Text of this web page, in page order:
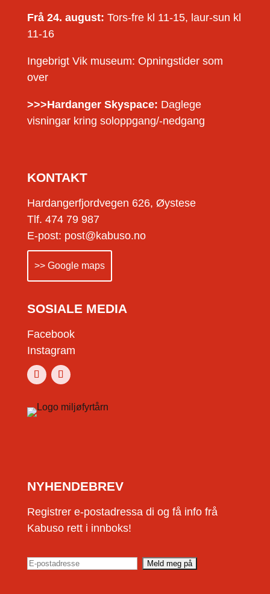
Frå 24. august: Tors-fre kl 11-15, laur-sun kl
11-16
Ingebrigt Vik museum: Opningstider som
over
>>>Hardanger Skyspace: Daglege
visningar kring soloppgang/-nedgang
KONTAKT
Hardangerfjordvegen 626, Øystese
Tlf. 474 79 987
E-post: post@kabuso.no
>> Google maps
SOSIALE MEDIA
Facebook
Instagram
NYHENDEBREV
Registrer e-postadressa di og få info frå
Kabuso rett i innboks!